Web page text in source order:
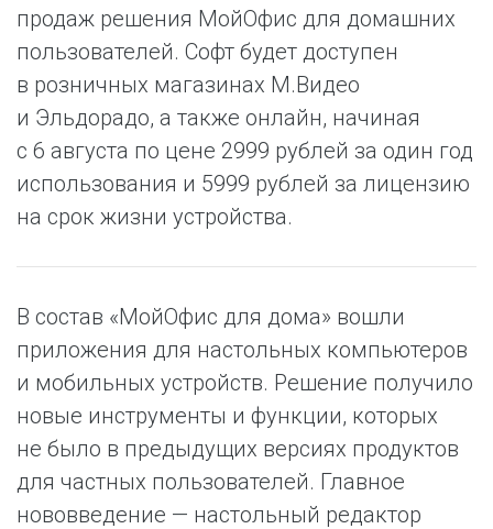
продаж решения МойОфис для домашних
пользователей. Софт будет доступен
в розничных магазинах М.Видео
и Эльдорадо, а также онлайн, начиная
с 6 августа по цене 2999 рублей за один год
использования и 5999 рублей за лицензию
на срок жизни устройства.
В состав «МойОфис для дома» вошли
приложения для настольных компьютеров
и мобильных устройств. Решение получило
новые инструменты и функции, которых
не было в предыдущих версиях продуктов
для частных пользователей. Главное
нововведение — настольный редактор